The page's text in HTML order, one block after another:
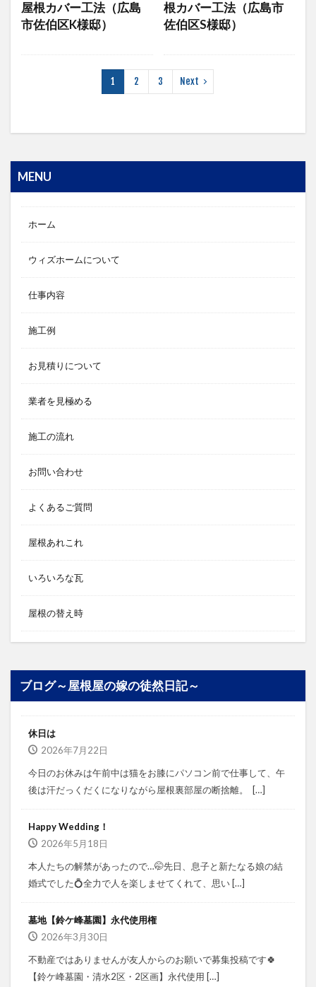
屋根カバー工法（広島
市佐伯区K様邸）
根カバー工法（広島市
佐伯区S様邸）
1 2 3 Next
MENU
ホーム
ウィズホームについて
仕事内容
施工例
お見積りについて
業者を見極める
施工の流れ
お問い合わせ
よくあるご質問
屋根あれこれ
いろいろな瓦
屋根の替え時
ブログ～屋根屋の嫁の徒然日記～
休日は
2026年7月22日
今日のお休みは午前中は猫をお膝にパソコン前で仕事して、午
後は汗だっくだくになりながら屋根裏部屋の断捨離。⁡ ⁡ […]
Happy Wedding！
2026年5月18日
本人たちの解禁があったので…🤭⁡⁡先日、息子と新たなる娘の結
婚式でした💍⁡⁡⁡全力で人を楽しませてくれて、思い […]
墓地【鈴ケ峰墓園】永代使用権
2026年3月30日
不動産ではありませんが⁡⁡友人からのお願いで募集投稿です🍀
⁡⁡⁡⁡【鈴ケ峰墓園・清水2区・2区画】⁡⁡永代使用 […]